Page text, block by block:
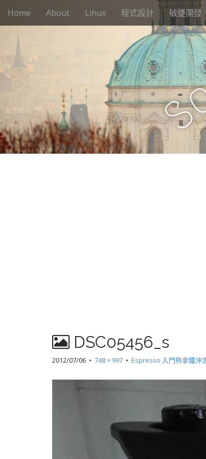
M
e
i
c
n
t
Home About Linux 程式設計 敏捷開發
S
DSC05456_s
2012/07/06 • 748 × 997 • Espresso 入門熱拿鐵沖